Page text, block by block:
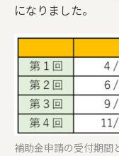
になりました。
補助金申請の受付期間